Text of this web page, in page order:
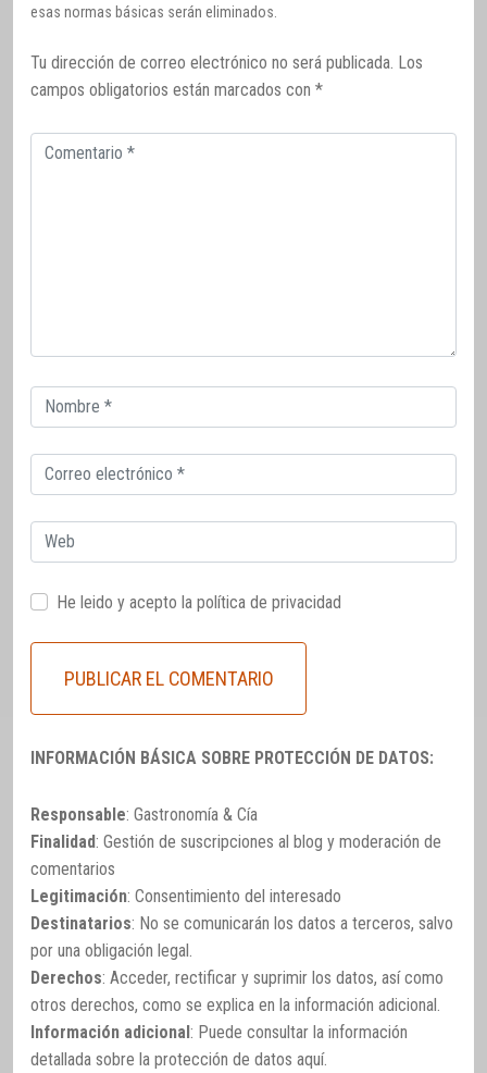
esas normas básicas serán eliminados.
Tu dirección de correo electrónico no será publicada. Los
campos obligatorios están marcados con *
Comentario
Correo
electrónico
Correo
electrónico
Web
He leido y acepto la política de privacidad
INFORMACIÓN BÁSICA SOBRE PROTECCIÓN DE DATOS:
Responsable: Gastronomía & Cía
Finalidad: Gestión de suscripciones al blog y moderación de
comentarios
Legitimación: Consentimiento del interesado
Destinatarios: No se comunicarán los datos a terceros, salvo
por una obligación legal.
Derechos: Acceder, rectificar y suprimir los datos, así como
otros derechos, como se explica en la información adicional.
Información adicional: Puede consultar la información
detallada sobre la protección de datos aquí.